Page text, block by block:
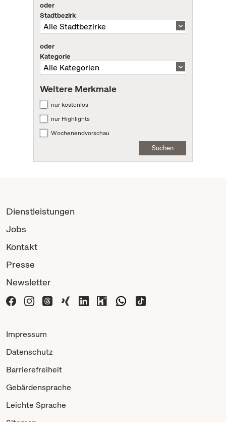
oder
Stadtbezirk
oder
Kategorie
Weitere Merkmale
nur kostenlos
nur Highlights
Wochenendvorschau
Suchen
Dienstleistungen
Jobs
Kontakt
Presse
Newsletter
Impressum
Datenschutz
Barrierefreiheit
Gebärdensprache
Leichte Sprache